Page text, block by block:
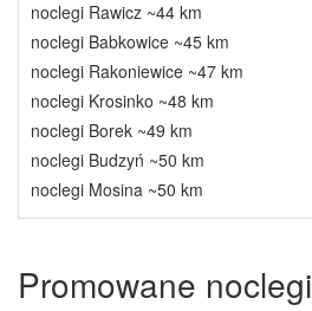
noclegi Rawicz ~44 km
noclegi Babkowice ~45 km
noclegi Rakoniewice ~47 km
noclegi Krosinko ~48 km
noclegi Borek ~49 km
noclegi Budzyń ~50 km
noclegi Mosina ~50 km
Promowane noclegi